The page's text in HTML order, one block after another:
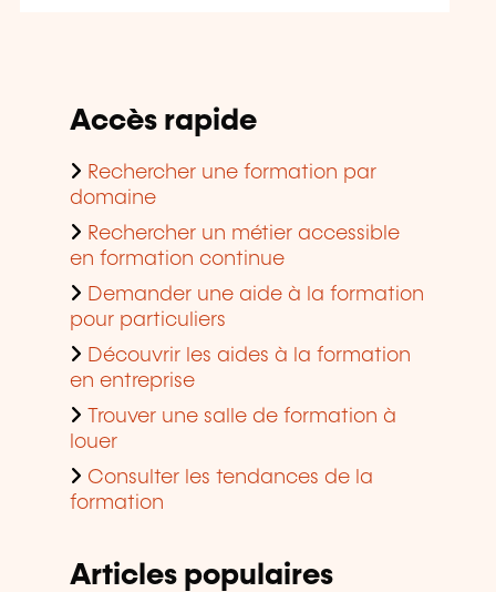
Accès rapide
Rechercher une formation par
domaine
Rechercher un métier accessible
en formation continue
Demander une aide à la formation
pour particuliers
Découvrir les aides à la formation
en entreprise
Trouver une salle de formation à
louer
Consulter les tendances de la
formation
Articles populaires